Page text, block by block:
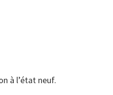
à l’état neuf.